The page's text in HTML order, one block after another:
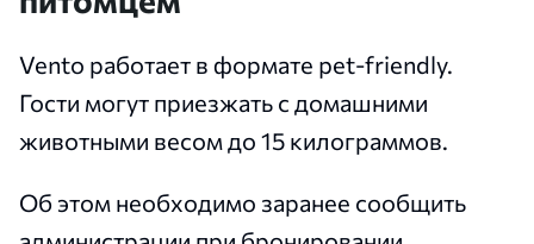
Vento работает в формате pet-friendly.
Гости могут приезжать с домашними
животными весом до 15 килограммов.
Об этом необходимо заранее сообщить